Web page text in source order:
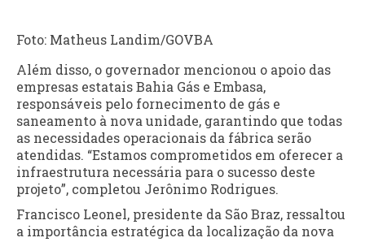
Foto: Matheus Landim/GOVBA
Além disso, o governador mencionou o apoio das
empresas estatais Bahia Gás e Embasa,
responsáveis pelo fornecimento de gás e
saneamento à nova unidade, garantindo que todas
as necessidades operacionais da fábrica serão
atendidas. “Estamos comprometidos em oferecer a
infraestrutura necessária para o sucesso deste
projeto”, completou Jerônimo Rodrigues.
Francisco Leonel, presidente da São Braz, ressaltou
a importância estratégica da localização da nova